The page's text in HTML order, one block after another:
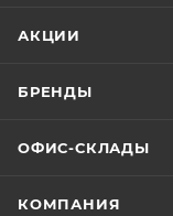
АКЦИИ
БРЕНДЫ
ОФИС-СКЛАДЫ
КОМПАНИЯ